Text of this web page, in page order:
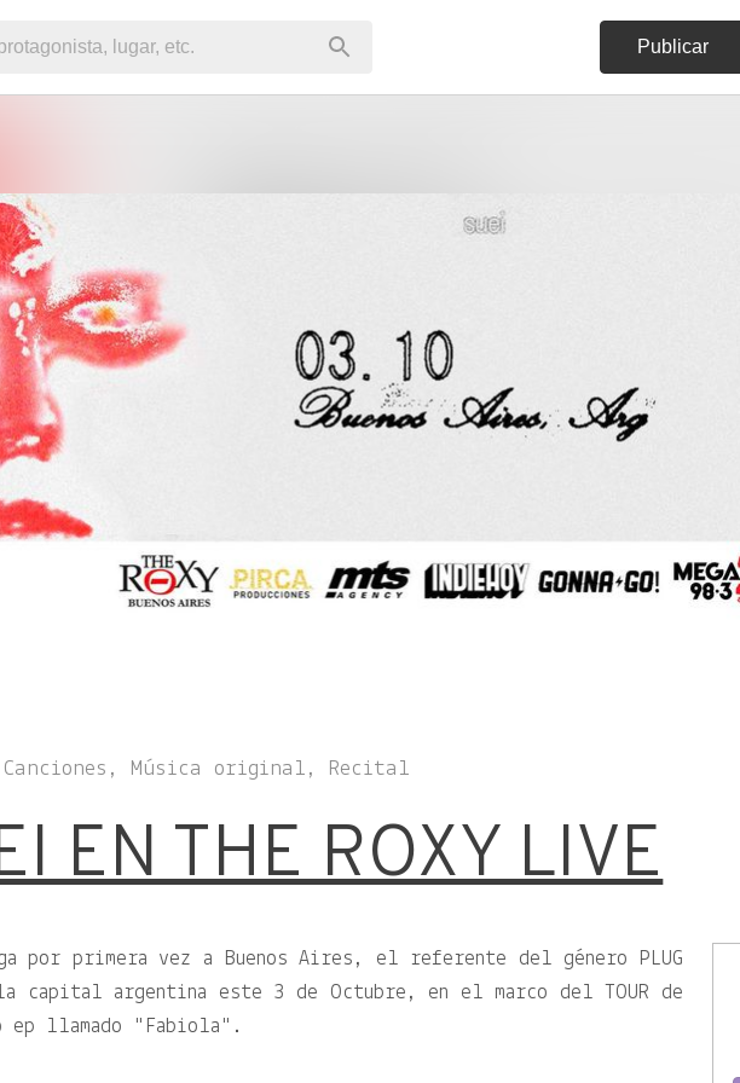
Publicar
Música original, Recital
EN THE ROXY LIVE
por primera vez a Buenos Aires, el referente del género PLUG
capital argentina este 3 de Octubre, en el marco del TOUR de
ep llamado
Fabiola .